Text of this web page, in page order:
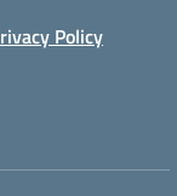
Policy